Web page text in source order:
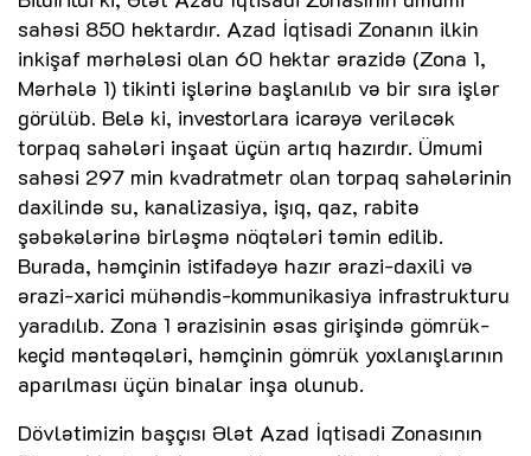
sahəsi 850 hektardır. Azad İqtisadi Zonanın ilkin
inkişaf mərhələsi olan 60 hektar ərazidə (Zona 1,
Mərhələ 1) tikinti işlərinə başlanılıb və bir sıra işlər
görülüb. Belə ki, investorlara icarəyə veriləcək
torpaq sahələri inşaat üçün artıq hazırdır. Ümumi
sahəsi 297 min kvadratmetr olan torpaq sahələrinin
daxilində su, kanalizasiya, işıq, qaz, rabitə
şəbəkələrinə birləşmə nöqtələri təmin edilib.
Burada, həmçinin istifadəyə hazır ərazi-daxili və
ərazi-xarici mühəndis-kommunikasiya infrastrukturu
yaradılıb. Zona 1 ərazisinin əsas girişində gömrük-
keçid məntəqələri, həmçinin gömrük yoxlanışlarının
aparılması üçün binalar inşa olunub.
Dövlətimizin başçısı Ələt Azad İqtisadi Zonasının